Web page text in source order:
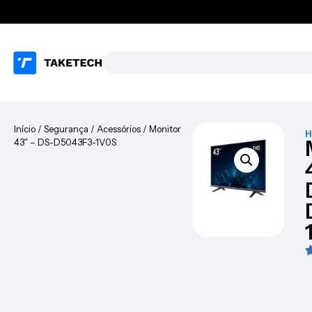
Início / Segurança / Acessórios / Monitor
43″ – DS-D5043F3-1V0S